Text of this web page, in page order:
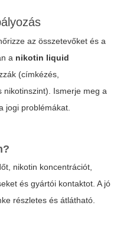
az összetevőket és a
a nikotin liquid
(címkézés,
nikotinszint). Ismerje meg a
jogi problémákat.
nikotin koncentrációt,
és gyártói kontaktot. A jó
részletes és átlátható.